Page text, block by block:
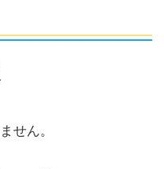
せん。